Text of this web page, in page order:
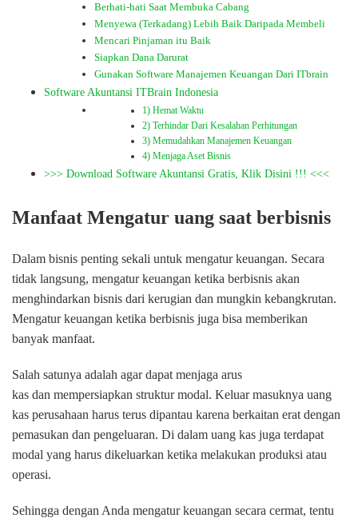
Berhati-hati Saat Membuka Cabang
Menyewa (Terkadang) Lebih Baik Daripada Membeli
Mencari Pinjaman itu Baik
Siapkan Dana Darurat
Gunakan Software Manajemen Keuangan Dari ITbrain
Software Akuntansi ITBrain Indonesia
1) Hemat Waktu
2) Terhindar Dari Kesalahan Perhitungan
3) Memudahkan Manajemen Keuangan
4) Menjaga Aset Bisnis
>>> Download Software Akuntansi Gratis, Klik Disini !!! <<<
Manfaat Mengatur uang saat berbisnis
Dalam bisnis penting sekali untuk mengatur keuangan. Secara
tidak langsung, mengatur keuangan ketika berbisnis akan
menghindarkan bisnis dari kerugian dan mungkin kebangkrutan.
Mengatur keuangan ketika berbisnis juga bisa memberikan
banyak manfaat.
Salah satunya adalah agar dapat menjaga arus
kas dan mempersiapkan struktur modal. Keluar masuknya uang
kas perusahaan harus terus dipantau karena berkaitan erat dengan
pemasukan dan pengeluaran. Di dalam uang kas juga terdapat
modal yang harus dikeluarkan ketika melakukan produksi atau
operasi.
Sehingga dengan Anda mengatur keuangan secara cermat, tentu